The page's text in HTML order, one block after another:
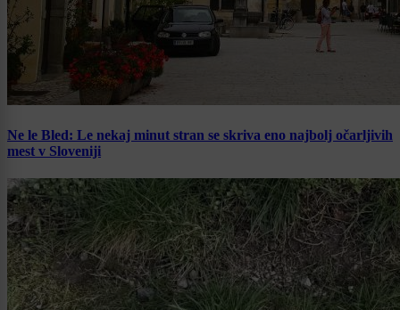
Ne le Bled: Le nekaj minut stran se skriva eno najbolj očarljivih
mest v Sloveniji